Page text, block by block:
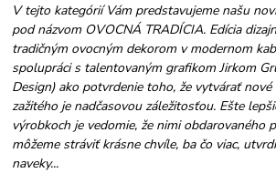
V tejto kategórií Vám predstavujeme našu
pod názvom OVOCNÁ TRADÍCIA. Edícia
tradičným ovocným dekorom v modernom
spolupráci s talentovaným grafikom Jirkom
Design) ako potvrdenie toho, že vytvárať
zažitého je nadčasovou záležitosťou. Ešte
výrobkoch je vedomie, že nimi obdarovaného
môžeme stráviť krásne chvíle, ba čo viac,
naveky...